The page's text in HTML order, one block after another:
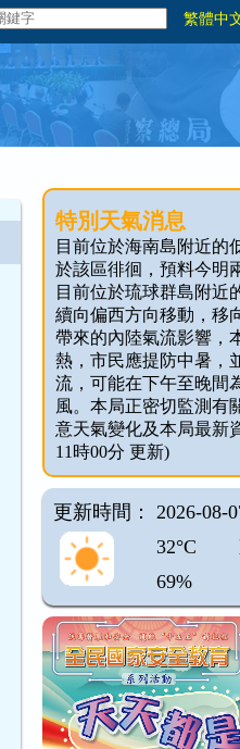
繁體中
特別天氣消息
目前位於海南島附近的
於該區徘徊，預料今明
目前位於琉球群島附近
續向偏西方向移動，移
帶來的內陸氣流影響，
熱，市民應提防中暑，
流，可能在下午至晚間
風。本局正密切監測有
意天氣變化及本局最新
11時00分 更新)
更新時間： 2026-08-
32°C
69%